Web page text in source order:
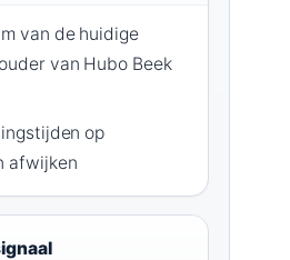
van de huidige
van Hubo Beek
op
afwijken